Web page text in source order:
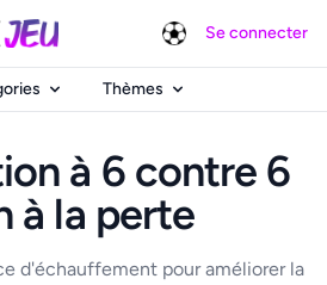
Se connecter
Thèmes
à 6 contre 6
à la perte
d'échauffement pour améliorer la